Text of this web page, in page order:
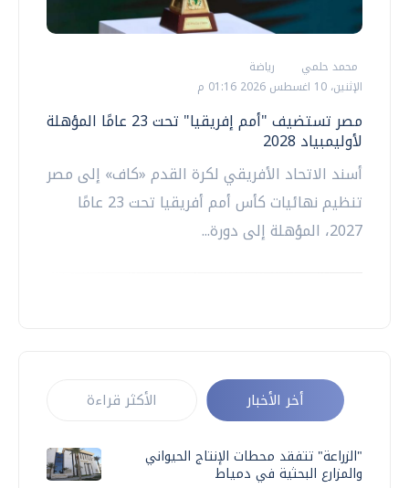
محمد حلمي
رياضة
الإثنين، 10 اغسطس 2026 01:16 م
مصر تستضيف "أمم إفريقيا" تحت 23 عامًا المؤهلة
لأوليمبياد 2028
أسند الاتحاد الأفريقي لكرة القدم «كاف» إلى مصر
تنظيم نهائيات كأس أمم أفريقيا تحت 23 عامًا
2027، المؤهلة إلى دورة...
أخر الأخبار الأكثر قراءة
"الزراعة" تتفقد محطات الإنتاج الحيواني
والمزارع البحثية في دمياط